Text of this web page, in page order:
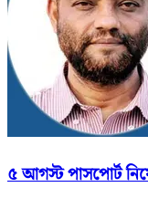
৫ আগস্ট পাসপোর্ট